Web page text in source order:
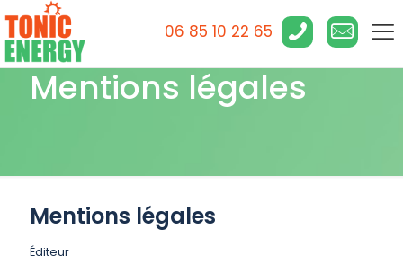
06 85 10 22 65
Mentions légales
Mentions légales
Éditeur